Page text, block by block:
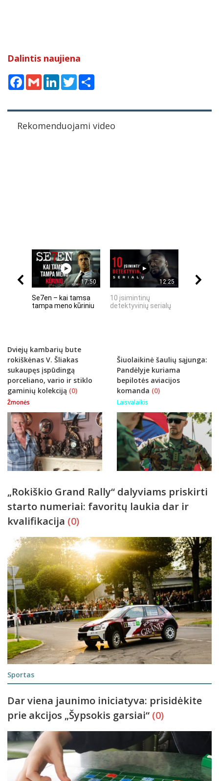
Dalintis naujiena
Facebook
Gmail LinkedInTwitter
Rekomenduojami video
17:50
Se7en – kai tamsa
tampa meno kūriniu
12:25
10 įsimintinų
detektyvinių serialų
Dviejų kambarių bute
rokiškėnas V. Šliakas
sukaupęs įspūdingą
porceliano, vario ir stiklo
gaminių kolekciją (0)
Žmonės
Šiuolaikinė šaulių sąjunga:
Pandėlyje kuriama
bepilotės aviacijos
komanda (0)
Laisvalaikis
„Rokiškio Grand Rally“ dalyviams priskirti
starto numeriai: favoritų laukia dar ir
kvalifikacija (0)
Sportas
Dar viena jaunimo iniciatyva: prisidėkite
prie akcijos „Šypsokis garsiai“ (0)